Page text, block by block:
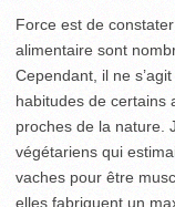
Force est de
alimentaire sont
Cependant, il ne
habitudes de certains
proches de la nature.
végétariens qui
vaches pour être
elles fabriquent un